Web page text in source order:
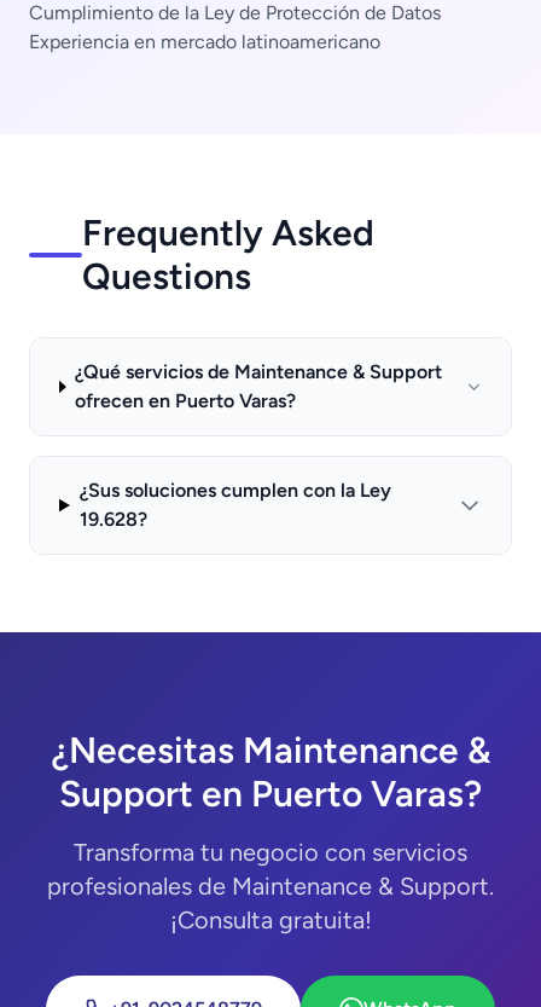
Cumplimiento de la Ley de Protección de Datos
Experiencia en mercado latinoamericano
Frequently Asked
Questions
¿Qué servicios de Maintenance & Support
ofrecen en Puerto Varas?
¿Sus soluciones cumplen con la Ley
19.628?
¿Necesitas Maintenance &
Support en Puerto Varas?
Transforma tu negocio con servicios
profesionales de Maintenance & Support.
¡Consulta gratuita!